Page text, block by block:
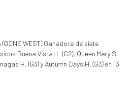
(GONE WEST) Ganadora de siete
Buena Vista H. (G2), Queen Mary S.
H. (G3) y Autumn Days H. (G3) en 13